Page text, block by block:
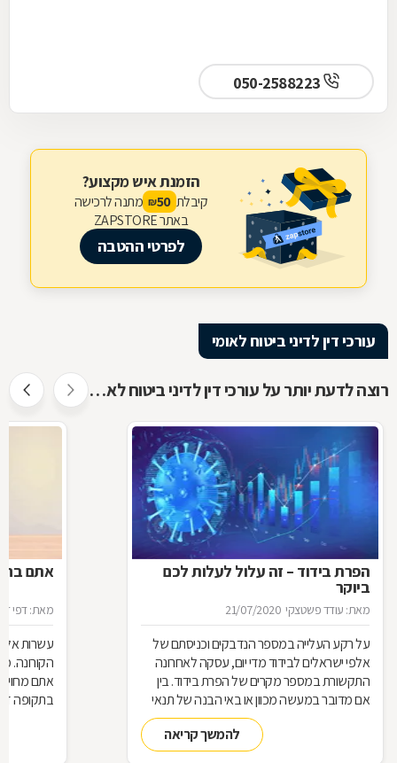
הזמנת איש מקצוע?
קיבלת 50
₪ מתנה לרכישה
באתר ZAPSTORE
לפרטי ההטבה
עורכי דין לדיני ביטוח לאומי
רוצה לדעת יותר על עורכי דין לדיני ביטוח לאומי ?
הפרת בידוד – זה עלול לעלות לכם
ביוקר
מאת: עודד פשטצקי 21/07/2020
על רקע העלייה במספר הנדבקים וכניסתם של
אלפי ישראלים לבידוד מדי יום, עסקה לאחרונה
התקשורת במספר מקרים של הפרת בידוד. בין
אם מדובר במעשה מכוון או באי הבנה של תנאי
הבידוד, להפרת הבידוד ישנן השלכות אותן חשוב
להמשך קריאה
אתם
מאת: דפי
עשרות
הקורונה.
אתם
בתקופה